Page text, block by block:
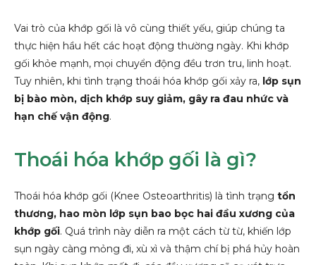
Vai trò của khớp gối là vô cùng thiết yếu, giúp chúng ta
thực hiện hầu hết các hoạt động thường ngày. Khi khớp
gối khỏe mạnh, mọi chuyển động đều trơn tru, linh hoạt.
Tuy nhiên, khi tình trạng thoái hóa khớp gối xảy ra, lớp sụn
bị bào mòn, dịch khớp suy giảm, gây ra đau nhức và
hạn chế vận động.
Thoái hóa khớp gối là gì?
Thoái hóa khớp gối (Knee Osteoarthritis) là tình trạng tổn
thương, hao mòn lớp sụn bao bọc hai đầu xương của
khớp gối. Quá trình này diễn ra một cách từ từ, khiến lớp
sụn ngày càng mỏng đi, xù xì và thậm chí bị phá hủy hoàn